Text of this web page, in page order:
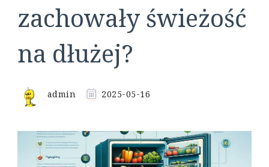
zachowały świeżość
na dłużej?
admin 2025-05-16